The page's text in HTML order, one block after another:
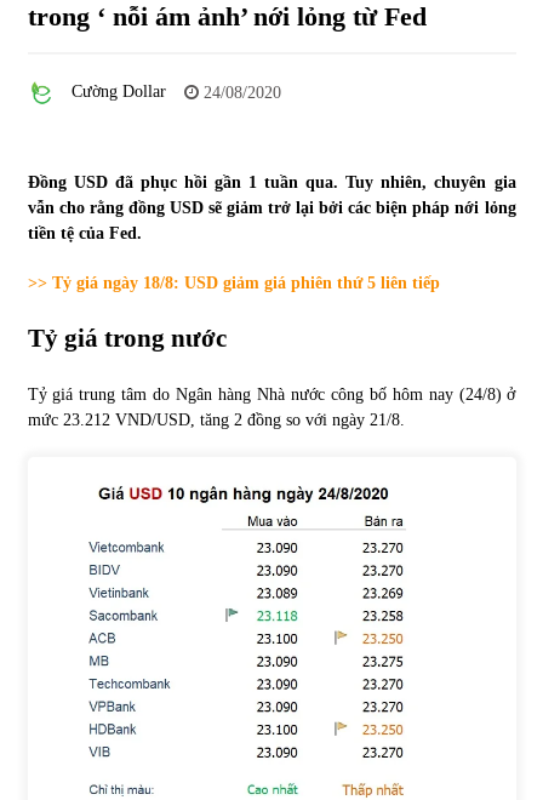
5/2022
Tự doanh ngày 3.6.2022: CTCK mua ròng 28,7 tỷ đồng
06/06/2022
Top 10 tỷ phú giàu nhất thế giới – Bảng xếp hạng 2022
Bất ổn từ các cuộc đấu giá đất ở Thanh Hoá
31/05/2022
Tiền gửi vào ngân hàng tiếp tục tăng mạnh
31/05/2022
S&P Ratings cập nhật xếp hạng tín nhiệm của
Vietcombank và Eximbank
31/05/2022
Chứng khoán ngày 30/5/2022: Top 10 cổ phiếu nổi bật
31/05/2022
trong ‘ nỗi ám ảnh’ nới lỏng từ Fed
Cường Dollar 24/08/2020
Đồng USD đã phục hồi gần 1 tuần qua. Tuy nhiên, chuyên gia
vẫn cho rằng đồng USD sẽ giảm trở lại bởi các biện pháp nới lỏng
tiền tệ của Fed.
>> Tỷ giá ngày 18/8: USD giảm giá phiên thứ 5 liên tiếp
Tỷ giá trong nước
Tỷ giá trung tâm do Ngân hàng Nhà nước công bố hôm nay (24/8) ở
mức 23.212 VND/USD, tăng 2 đồng so với ngày 21/8.